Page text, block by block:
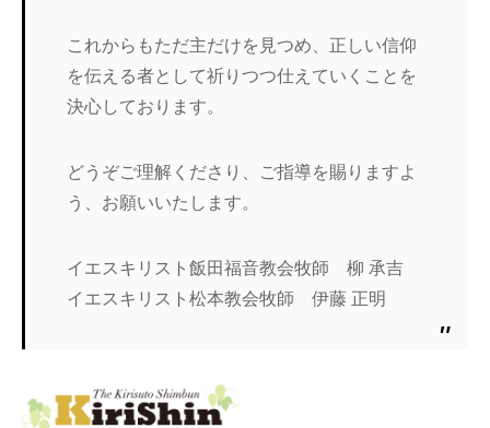
これからもただ主だけを見つめ、正しい信仰
を伝える者として祈りつつ仕えていくことを
決心しております。
どうぞご理解くださり、ご指導を賜りますよ
う、お願いいたします。
イエスキリスト飯田福音教会牧師 柳 承吉
イエスキリスト松本教会牧師 伊藤 正明